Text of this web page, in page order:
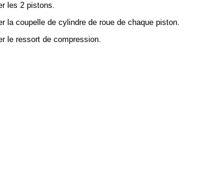
les 2 pistons.
la coupelle de cylindre de roue de chaque piston.
le ressort de compression.